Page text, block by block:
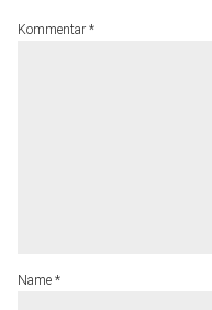
Kommentar*
Name*